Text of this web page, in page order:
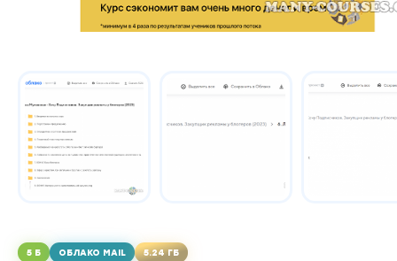
5 Б ОБЛАКО MAIL 5.24 ГБ